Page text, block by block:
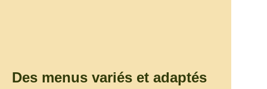
Des menus variés et adaptés